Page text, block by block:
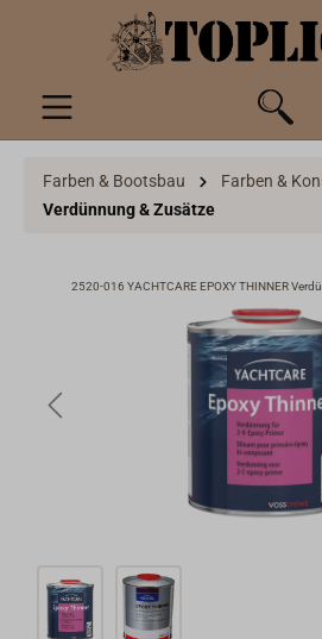
springen
Farben & Bootsbau
Farben &
Verdünnung & Zusätze
2520-016 YACHTCARE EPOXY THINNER